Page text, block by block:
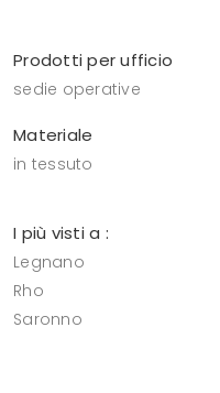
Prodotti per ufficio
sedie operative
Materiale
in tessuto
I più visti a :
Legnano
Rho
Saronno